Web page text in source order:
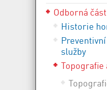
Odborná část
Historie
služby
Topografie